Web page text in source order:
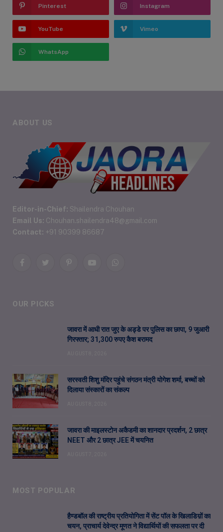
Pinterest Instagram
YouTube Vimeo
WhatsApp
ABOUT US
Editor-in-Chief: Shailendra Chouhan
Email Us: Chouhan.shailendra48@gmail.com
Contact: +91 90399 86687
FacebookTwitterPinterestYouTubeWhatsApp
OUR PICKS
जावरा में आधी रात जुए के अड्डे पर पुलिस का छापा, 9 जुआरी
गिरफ्तार; 31,300 रुपए कैश बरामद
सरस्वती शिशु मंदिर पहुंचे संगठन मंत्री योगेश शर्मा, बच्चों को
दिलाया संस्कारों का संकल्प
जावरा की माइलस्टोन अकैडमी का शानदार प्रदर्शन, 2 छात्र
NEET और 2 छात्र JEE में चयनित
MOST POPULAR
हैण्डबॉल की राष्ट्रीय प्रतियोगिता में सेंट पॉल के खिलाडिय़ों का
चयन, प्राचार्य देवेन्द्र मूणत ने विद्यार्थियों की सफलता पर दी